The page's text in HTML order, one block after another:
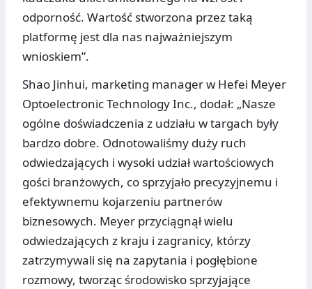
odporność. Wartość stworzona przez taką
platformę jest dla nas najważniejszym
wnioskiem”.
Shao Jinhui, marketing manager w Hefei Meyer
Optoelectronic Technology Inc., dodał: „Nasze
ogólne doświadczenia z udziału w targach były
bardzo dobre. Odnotowaliśmy duży ruch
odwiedzających i wysoki udział wartościowych
gości branżowych, co sprzyjało precyzyjnemu i
efektywnemu kojarzeniu partnerów
biznesowych. Meyer przyciągnął wielu
odwiedzających z kraju i zagranicy, którzy
zatrzymywali się na zapytania i pogłębione
rozmowy, tworząc środowisko sprzyjające